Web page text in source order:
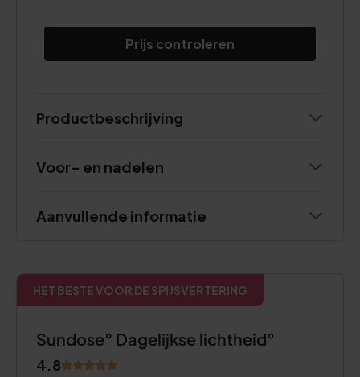
Prijs controleren
Productbeschrijving
Voor- en nadelen
Aanvullende informatie
HET BESTE VOOR DE SPIJSVERTERING
Sundose° Dagelijkse lichtheid°
4.8